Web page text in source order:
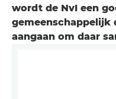
wordt de NvI een
gemeenschappelijk
aangaan om daar